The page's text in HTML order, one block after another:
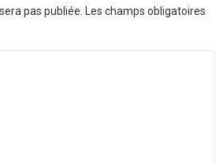
pas publiée. Les champs obligatoires